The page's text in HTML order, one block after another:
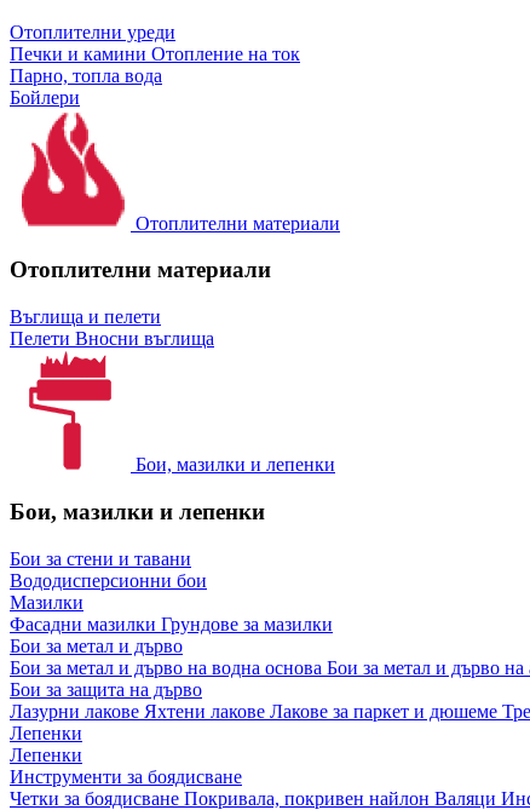
Отоплителни уреди
Печки и камини Отопление на ток
Парно, топла вода
Бойлери
Отоплителни материали
Отоплителни материали
Въглища и пелети
Пелети Вносни въглища
Бои, мазилки и лепенки
Бои, мазилки и лепенки
Бои за стени и тавани
Вододисперсионни бои
Мазилки
Фасадни мазилки Грундове за мазилки
Бои за метал и дърво
Бои за метал и дърво на водна основа Бои за метал и дърво на
Бои за защита на дърво
Лазурни лакове Яхтени лакове Лакове за паркет и дюшеме
Лепенки
Лепенки
Инструменти за боядисване
Четки за боядисване Покривала, покривен найлон Валяци